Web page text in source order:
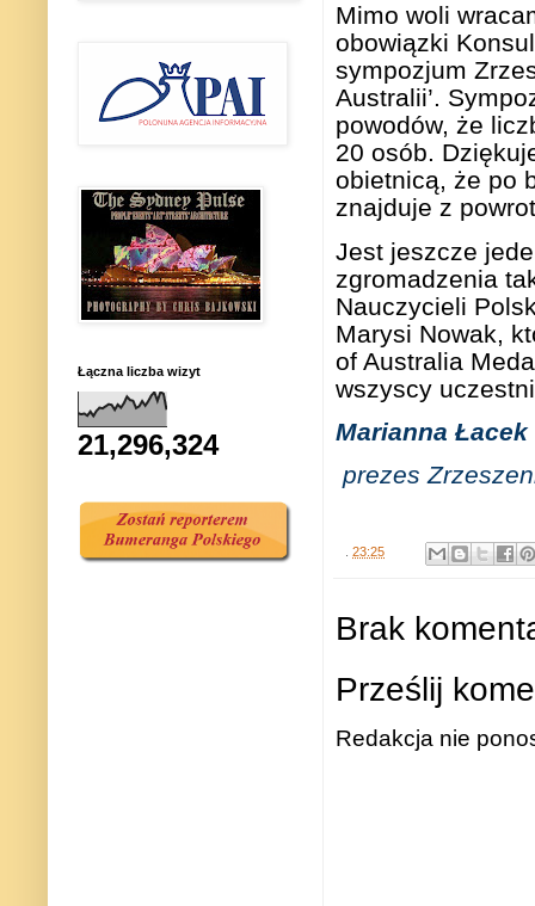
Mimo woli
obowiązki
sympozjum
Australii’.
powodów, że
20 osób.
obietnicą, że po
znajduje z
Jest jeszcze
zgromadzenia
Nauczycieli
Marysi Nowak,
of Australia
wszyscy
Marianna
prezes
23:25
Brak
Prześlij
Redakcja nie
Łączna liczba wizyt
21,296,324